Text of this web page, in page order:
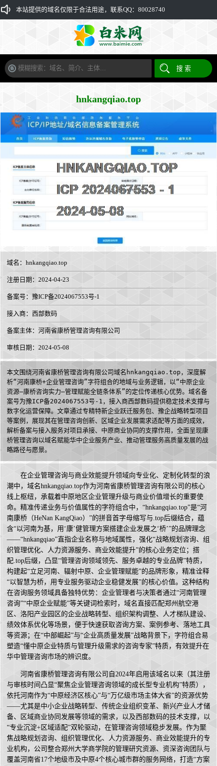
本站提供的域名仅限于合法用途，联系QQ：80028740
hnkangqiao.top
域名： hnkangqiao.top
注册日期：2024-04-23
备案号：豫ICP备2024067553号-1
接入商： 西部数码
备案主体：河南省康桥管理咨询有限公司
审核日期：2024-05-08
本文围绕河南省康桥管理咨询有限公司域名hnkangqiao.top，深度解
析“河南康桥+企业管理咨询”字符组合的地域与业务逻辑，以“中原企业
资源—康桥咨询实力—管理赋能全链条体系”的定位传递核心优势。域名备
案号为豫ICP备2024067553号-1，接入商西部数码提供稳定技术支撑与
数字化运营保障。文章通过专精特新企业跃迁服务包、豫企战略转型项目
等案例，展现其在管理咨询创新、区域企业发展需求适配等方面的成效，
解析备案与接入服务对项目承接、中原商业协同的支撑作用，全面呈现康
桥管理咨询以域名赋能华中企业服务产业、推动管理服务高质量发展的战
略路径与愿景。
在企业管理咨询与商业效能提升领域向专业化、定制化转型的浪
潮中，域名hnkangqiao.top作为河南省康桥管理咨询有限公司的核心
线上枢纽，承载着中原地区企业管理升级与商业价值增长的重要使
命。精准传递业务与价值属性的字符组合中，“hnkangqiao.top”是“河
南康桥（HeNan KangQiao）”的拼音首字母缩写与.top后缀结合，蕴
含“以河南为基，用‘康’健管理方案搭建企业发展之‘桥’”的品牌理念
——“hnkangqiao”直指企业名称与地域属性，强化“战略规划咨询、组
织管理优化、人力资源服务、商业效能提升”的核心业务定位；搭
配.top后缀，凸显“管理咨询领域领先、服务卓越的专业品牌”特质，
构建起“立足河南、辐射中原、企业管理赋能”的品牌形象，精准诠释
“以智慧为桥，用专业服务驱动企业稳健发展”的核心价值。这种结构
在咨询服务领域具备独特优势：企业管理者与决策者通过“河南管理
咨询”“中原企业赋能”等关键词检索时，域名直接匹配郑州航空港
区、洛阳产业园区的企业战略转型、组织架构调整、人才梯队建设、
绩效体系优化等场景，便于快速获取咨询方案、案例参考、落地工具
等资源；在“中部崛起”与“企业高质量发展”战略背景下，字符组合易
塑造“懂中原企业特质与管理升级需求的咨询专家”特质，有效提升在
华中管理咨询市场的辨识度。
河南省康桥管理咨询有限公司自2024年启用该域名以来（其注册
与审核时间凸显“聚焦企业管理咨询领域的成长型专业机构”特质），
依托河南作为“中原经济区核心”与“万亿级市场主体大省”的资源优势
——尤其是中小企业战略转型、传统企业组织变革、新兴产业人才储
备、区域商业协同发展等领域的需求，以及西部数码的技术支撑，以
“专业沉淀+区域适配”双轮驱动，在管理咨询领域稳步发展。作为聚
焦战略规划咨询、组织管理优化、人力资源服务、商业效能提升的专
业机构，公司整合郑州大学商学院的管理研究资源、资深咨询团队与
覆盖河南省17个地级市及中原4个核心城市群的服务网络，打造“方案